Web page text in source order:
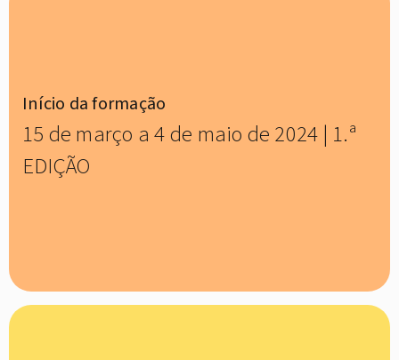
Início da formação
15 de março a 4 de maio de 2024 | 1.ª
EDIÇÃO